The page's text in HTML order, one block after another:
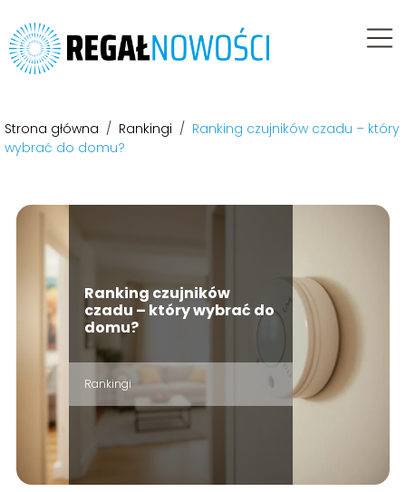
Strona główna / Rankingi / Ranking czujników czadu – który
wybrać do domu?
Ranking czujników
czadu – który wybrać do
domu?
Rankingi